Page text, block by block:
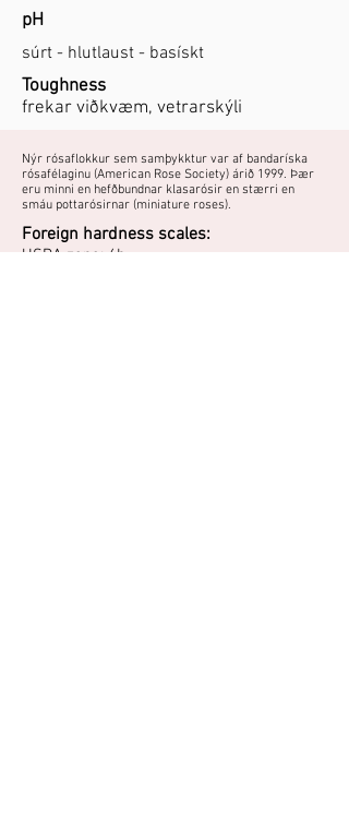
pH
súrt - hlutlaust - basískt
Toughness
frekar viðkvæm, vetrarskýli
Nýr rósaflokkur sem samþykktur var af bandaríska
rósafélaginu (American Rose Society) árið 1999. Þær
eru minni en hefðbundnar klasarósir en stærri en
smáu pottarósirnar (miniature roses).
Foreign hardness scales:
USDA zone: 6b